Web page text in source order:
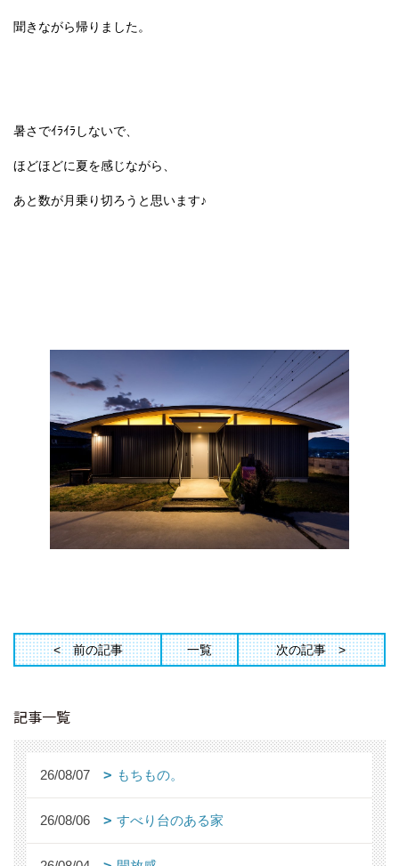
聞きながら帰りました。
暑さでｲﾗｲﾗしないで、
ほどほどに夏を感じながら、
あと数が月乗り切ろうと思います♪
前の記事 一覧 次の記事
記事一覧
26/08/07 もちもの。
26/08/06 すべり台のある家